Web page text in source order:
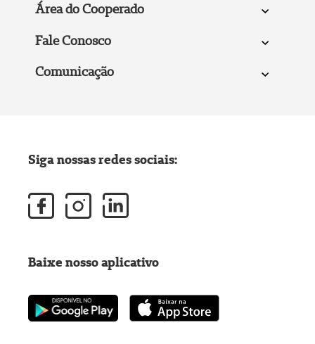
Área do Cooperado
Fale Conosco
Comunicação
Siga nossas redes sociais:
Baixe nosso aplicativo